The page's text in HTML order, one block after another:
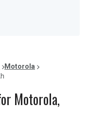
Motorola
Motorola,